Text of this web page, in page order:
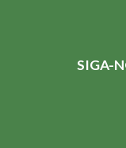
SIGA-